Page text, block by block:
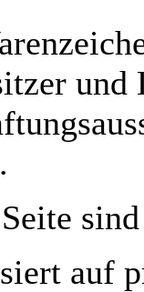
und
.
auf